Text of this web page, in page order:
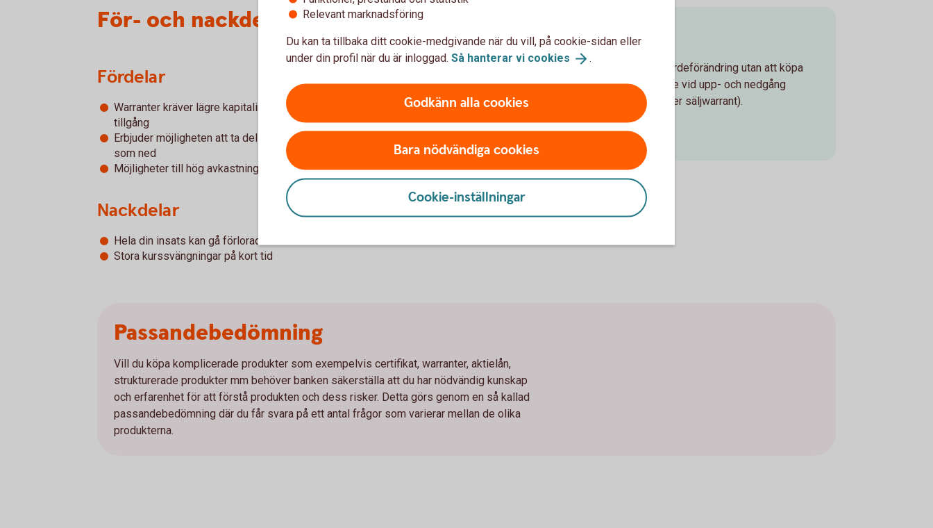
För- och nackdelar med warranter
Fördelar
Warranter kräver lägre kapitalinsats än en investering i underliggande
tillgång
Erbjuder möjligheten att ta del av en förväntad kursrörelse, såväl upp
som ned
Möjligheter till hög avkastning på satsat kapital
Nackdelar
Hela din insats kan gå förlorad
Stora kurssvängningar på kort tid
Warranter
Med warranter tar du del av aktiers värdeförändring utan att köpa
själva aktien och kan tjäna pengar både vid upp- och nedgång
(beroende av om du köper en köp- eller säljwarrant).
Warranter
Passandebedömning
Vill du köpa komplicerade produkter som exempelvis certifikat, warranter, aktielån,
strukturerade produkter mm behöver banken säkerställa att du har nödvändig kunskap
och erfarenhet för att förstå produkten och dess risker. Detta görs genom en så kallad
passandebedömning där du får svara på ett antal frågor som varierar mellan de olika
produkterna.
Relevant marknadsföring
Du kan ta tillbaka ditt cookie-medgivande när du vill, på cookie-sidan eller
under din profil när du är inloggad. Så hanterar vi cookies .
Godkänn alla cookies
Bara nödvändiga cookies
Cookie-inställningar